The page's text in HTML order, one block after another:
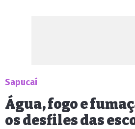
Sapucaí
Água, fogo e
os desfiles das